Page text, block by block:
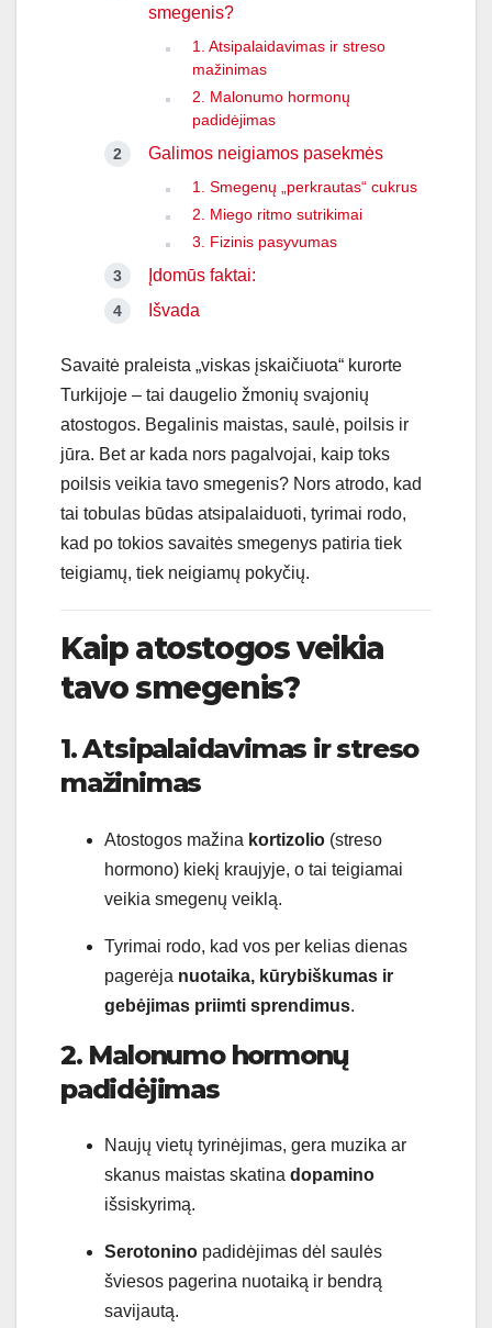
smegenis?
1. Atsipalaidavimas ir streso
mažinimas
2. Malonumo hormonų
padidėjimas
Galimos neigiamos pasekmės
1. Smegenų „perkrautas“ cukrus
2. Miego ritmo sutrikimai
3. Fizinis pasyvumas
Įdomūs faktai:
Išvada
Savaitė praleista „viskas įskaičiuota“ kurorte
Turkijoje – tai daugelio žmonių svajonių
atostogos. Begalinis maistas, saulė, poilsis ir
jūra. Bet ar kada nors pagalvojai, kaip toks
poilsis veikia tavo smegenis? Nors atrodo, kad
tai tobulas būdas atsipalaiduoti, tyrimai rodo,
kad po tokios savaitės smegenys patiria tiek
teigiamų, tiek neigiamų pokyčių.
Kaip atostogos veikia
tavo smegenis?
1. Atsipalaidavimas ir streso
mažinimas
Atostogos mažina kortizolio (streso
hormono) kiekį kraujyje, o tai teigiamai
veikia smegenų veiklą.
Tyrimai rodo, kad vos per kelias dienas
pagerėja nuotaika, kūrybiškumas ir
gebėjimas priimti sprendimus.
2. Malonumo hormonų
padidėjimas
Naujų vietų tyrinėjimas, gera muzika ar
skanus maistas skatina dopamino
išsiskyrimą.
Serotonino padidėjimas dėl saulės
šviesos pagerina nuotaiką ir bendrą
savijautą.